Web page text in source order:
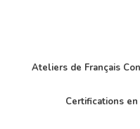
Ateliers de Français
Certifications